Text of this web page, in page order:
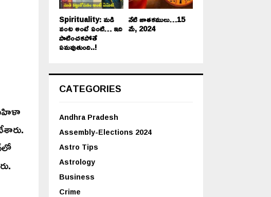
Spirituality: మడి
వంట అంటే ఏంటి… ఇది
పాటించకపోతే
ఏమవుతుంది..!
నేటి జాతకములు…15
మే, 2024
CATEGORIES
Andhra Pradesh
Assembly-Elections 2024
Astro Tips
Astrology
Business
Crime